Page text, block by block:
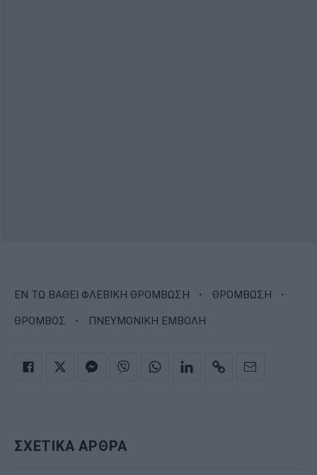
ΕΝ ΤΩ ΒΑΘΕΙ ΦΛΕΒΙΚΗ ΘΡΟΜΒΩΣΗ · ΘΡΟΜΒΩΣΗ ·
ΘΡΟΜΒΟΣ · ΠΝΕΥΜΟΝΙΚΗ ΕΜΒΟΛΗ
ΣΧΕΤΙΚΑ ΑΡΘΡΑ